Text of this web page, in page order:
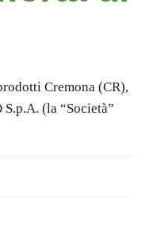
Cremona (CR),
(la “Società”